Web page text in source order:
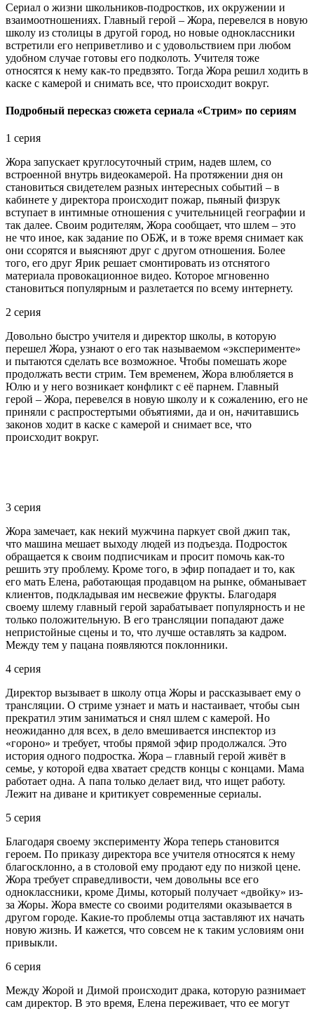
Сериал о жизни школьников-подростков, их окружении и
взаимоотношениях. Главный герой – Жора, перевелся в новую
школу из столицы в другой город, но новые одноклассники
встретили его неприветливо и с удовольствием при любом
удобном случае готовы его подколоть. Учителя тоже
относятся к нему как-то предвзято. Тогда Жора решил ходить в
каске с камерой и снимать все, что происходит вокруг.
Подробный пересказ сюжета сериала «Стрим» по сериям
1 серия
Жора запускает круглосуточный стрим, надев шлем, со
встроенной внутрь видеокамерой. На протяжении дня он
становиться свидетелем разных интересных событий – в
кабинете у директора происходит пожар, пьяный физрук
вступает в интимные отношения с учительницей географии и
так далее. Своим родителям, Жора сообщает, что шлем – это
не что иное, как задание по ОБЖ, и в тоже время снимает как
они ссорятся и выясняют друг с другом отношения. Более
того, его друг Ярик решает смонтировать из отснятого
материала провокационное видео. Которое мгновенно
становиться популярным и разлетается по всему интернету.
2 серия
Довольно быстро учителя и директор школы, в которую
перешел Жора, узнают о его так называемом «эксперименте»
и пытаются сделать все возможное. Чтобы помешать жоре
продолжать вести стрим. Тем временем, Жора влюбляется в
Юлю и у него возникает конфликт с её парнем. Главный
герой – Жора, перевелся в новую школу и к сожалению, его не
приняли с распростертыми объятиями, да и он, начитавшись
законов ходит в каске с камерой и снимает все, что
происходит вокруг.
3 серия
Жора замечает, как некий мужчина паркует свой джип так,
что машина мешает выходу людей из подъезда. Подросток
обращается к своим подписчикам и просит помочь как-то
решить эту проблему. Кроме того, в эфир попадает и то, как
его мать Елена, работающая продавцом на рынке, обманывает
клиентов, подкладывая им несвежие фрукты. Благодаря
своему шлему главный герой зарабатывает популярность и не
только положительную. В его трансляции попадают даже
непристойные сцены и то, что лучше оставлять за кадром.
Между тем у пацана появляются поклонники.
4 серия
Директор вызывает в школу отца Жоры и рассказывает ему о
трансляции. О стриме узнает и мать и настаивает, чтобы сын
прекратил этим заниматься и снял шлем с камерой. Но
неожиданно для всех, в дело вмешивается инспектор из
«гороно» и требует, чтобы прямой эфир продолжался. Это
история одного подростка. Жора – главный герой живёт в
семье, у которой едва хватает средств концы с концами. Мама
работает одна. А папа только делает вид, что ищет работу.
Лежит на диване и критикует современные сериалы.
5 серия
Благодаря своему эксперименту Жора теперь становится
героем. По приказу директора все учителя относятся к нему
благосклонно, а в столовой ему продают еду по низкой цене.
Жора требует справедливости, чем довольны все его
одноклассники, кроме Димы, который получает «двойку» из-
за Жоры. Жора вместе со своими родителями оказывается в
другом городе. Какие-то проблемы отца заставляют их начать
новую жизнь. И кажется, что совсем не к таким условиям они
привыкли.
6 серия
Между Жорой и Димой происходит драка, которую разнимает
сам директор. В это время, Елена переживает, что ее могут